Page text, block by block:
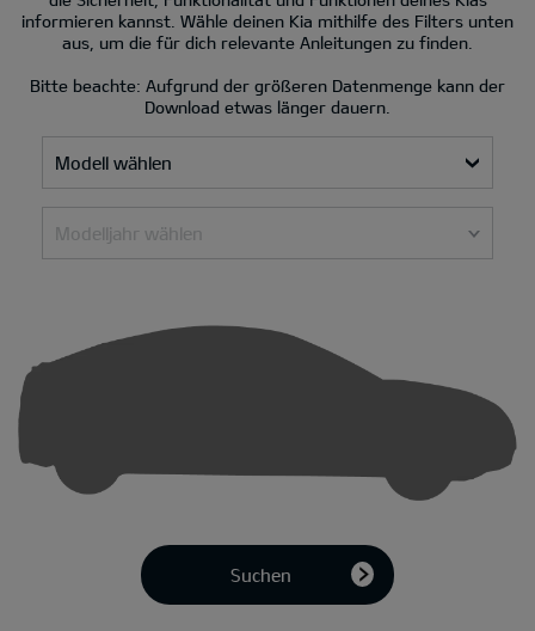
informieren kannst. Wähle deinen Kia mithilfe des Filters unten
aus, um die für dich relevante Anleitungen zu finden.
Bitte beachte: Aufgrund der größeren Datenmenge kann der
Download etwas länger dauern.
Modell wählen
Modelljahr wählen
Suchen